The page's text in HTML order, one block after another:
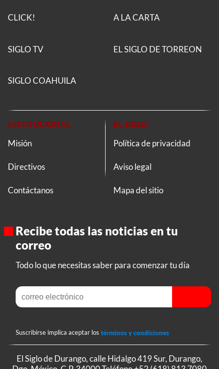
CLICK! A LA CARTA
SIGLO TV EL SIGLO DE TORREON
SIGLO COAHUILA
INSTITUCIONAL
Misión
Directivos
Contáctanos
EL SIGLO
Política de privacidad
Aviso legal
Mapa del sitio
Recibe todas las noticias en tu
correo
Todo lo que necesitas saber para comenzar tu día
Suscribirse implica aceptar los términos y condiciones
El Siglo de Durango, calle Hidalgo 419 Sur, Durango,